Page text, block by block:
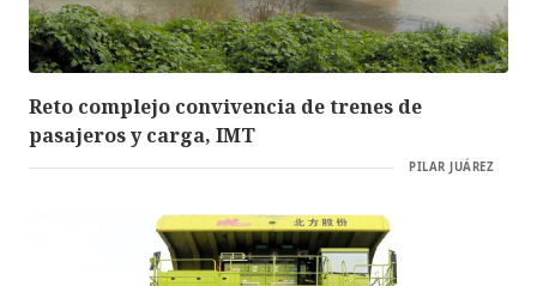
Reto complejo convivencia de trenes de
pasajeros y carga, IMT
PILAR JUÁREZ